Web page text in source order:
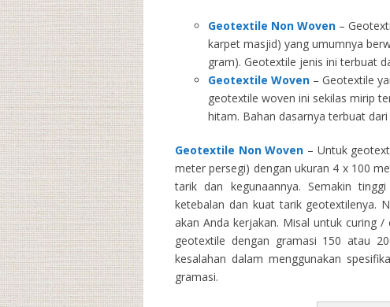
Geotextile Non Woven –
karpet masjid) yang umumnya
gram). Geotextile jenis ini terbuat
Geotextile Woven – Geotextile
geotextile woven ini sekilas mirip
hitam. Bahan dasarnya terbuat
Geotextile Non Woven – Untuk
meter persegi) dengan ukuran 4 x 100
tarik dan kegunaannya. Semakin
ketebalan dan kuat tarik geotextilenya.
akan Anda kerjakan. Misal untuk curing
geotextile dengan gramasi 150 atau
kesalahan dalam menggunakan
gramasi.